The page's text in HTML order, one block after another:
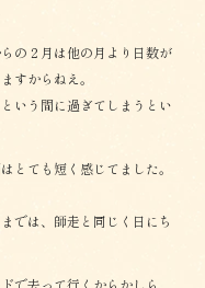
の２月は他の月より日数が
すからねえ。
いう間に過ぎてしまうとい
とても短く感じてました。
では、師走と同じく日にち